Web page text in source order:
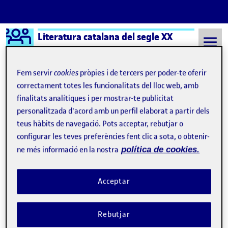
Saltar al contingut
Logo Ágora
Literatura catalana del segle XX
Semestre 20212 - Aula 1 Roger Anglès Devesa
Roger Anglès Devesa
Publicat per
Roger Anglès Devesa
Data de publicació5 juny, 2023 7:55 pm
-comentariel PAC4 INCERTA GLÒRIA – ROGER
Bibliografia: Molas, J. & Triadú, J. “La literatura catalana durant la
guerra civil” (Enregistrament. Ateneu Barcelonès, 1986).
Campillo i Guajardo, M. “La guerra civil en la narrativa catalana”.
Catalan Historical Review, 2011, pàg. 257-268. Campillo, M. &
Fem servircookies pròpies i de tercers per poder-te oferir
correctament totes les funcionalitats del lloc web, amb
finalitats analítiques i per mostrar-te publicitat
personalitzada d'acord amb un perfil elaborat a partir dels
teus hàbits de navegació. Pots acceptar, rebutjar o
configurar les teves preferències fent clic a sota, o obtenir-
ne més informació en la nostra política de cookies.
Rebutjar
Acceptar